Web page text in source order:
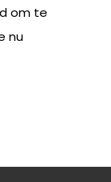
om te
nu